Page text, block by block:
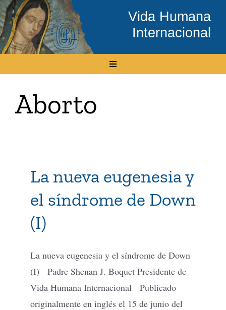
Skip
to
content
Vida Humana
Internacional
Toggle
Media
Tienda Virtual
Buscar
Aborto
La nueva eugenesia y
el síndrome de Down
(I)
La nueva eugenesia y el síndrome de Down
(I) Padre Shenan J. Boquet Presidente de
Vida Humana Internacional Publicado
originalmente en inglés el 15 de junio del